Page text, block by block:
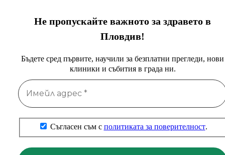
Не пропускайте важното за здравето в
Пловдив!
Бъдете сред първите, научили за безплатни прегледи, нови
клиники и събития в града ни.
Съгласен съм с политиката за поверителност.